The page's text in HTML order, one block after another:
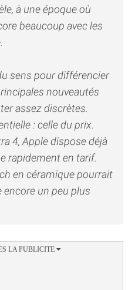
à une époque où
beaucoup avec les
sens pour différencier
nouveautés
assez discrètes.
: celle du prix.
4, Apple dispose déjà
rapidement en tarif.
en céramique pourrait
encore un peu plus